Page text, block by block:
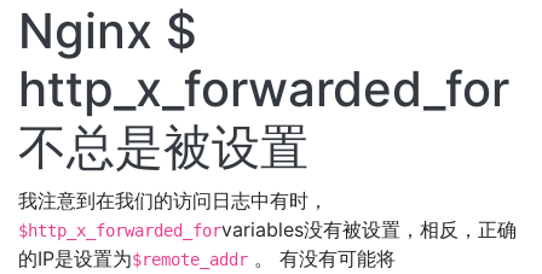
Nginx $
http_x_forwarded_for
不总是被设置
我注意到在我们的访问日志中有时，
$http_x_forwarded_forvariables没有被设置，相反，正确
的IP是设置为$remote_addr 。 有没有可能将